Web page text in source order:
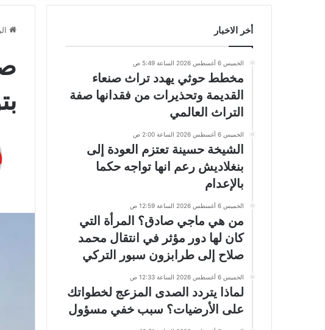
أخر الاخبار
الخميس 6 أغسطس 2026 الساعة 5:49 ص
مخطط حوثي يهدد تراث صنعاء
القديمة وتحذيرات من فقدانها صفة
التراث العالمي
الخميس 6 أغسطس 2026 الساعة 2:00 ص
الشيخة حسينة تعتزم العودة إلى
بنغلاديش رعم انها تواجه حكما
بالإعدام
الخميس 6 أغسطس 2026 الساعة 12:59 ص
من هي ماجي صادق؟ المرأة التي
كان لها دور مؤثر في انتقال محمد
صلاح إلى طرابزون سبور التركي
الخميس 6 أغسطس 2026 الساعة 12:33 ص
لماذا يتردد الصدى المزعج لخطواتك
على الأرضيات؟ سبب خفي مسؤول